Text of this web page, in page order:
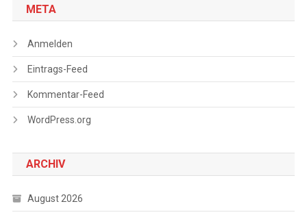
META
Anmelden
Eintrags-Feed
Kommentar-Feed
WordPress.org
ARCHIV
August 2026